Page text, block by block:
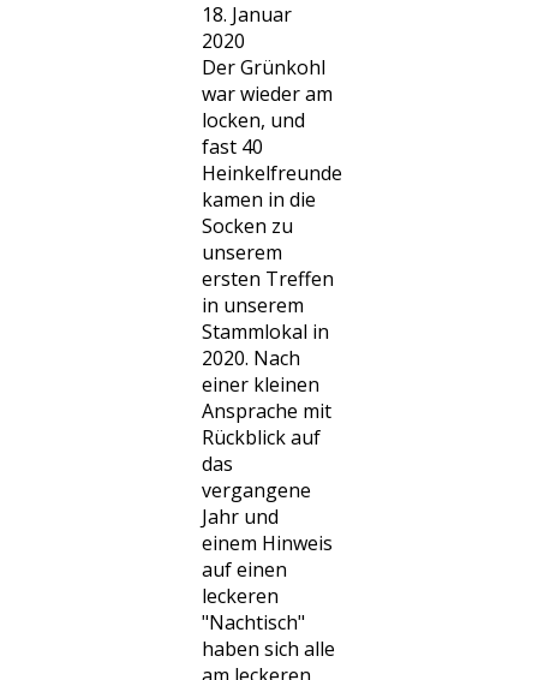
18. Januar
2020
Der Grünkohl
war wieder am
locken, und
fast 40
Heinkelfreunde
kamen in die
Socken zu
unserem
ersten Treffen
in unserem
Stammlokal in
2020. Nach
einer kleinen
Ansprache mit
Rückblick auf
das
vergangene
Jahr und
einem Hinweis
auf einen
leckeren
"Nachtisch"
haben sich alle